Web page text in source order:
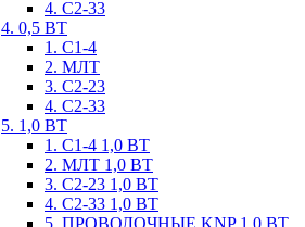
4. С2-33
4. 0,5 ВТ
1. С1-4
2. МЛТ
3. С2-23
4. С2-33
5. 1,0 ВТ
1. С1-4 1,0 ВТ
2. МЛТ 1,0 ВТ
3. С2-23 1,0 ВТ
4. С2-33 1,0 ВТ
5. ПРОВОЛОЧНЫЕ KNP 1,0 ВТ